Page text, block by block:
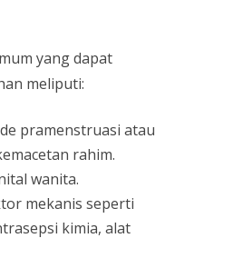
yang dapat
meliputi:
pramenstruasi atau
rahim.
wanita.
mekanis seperti
kimia, alat